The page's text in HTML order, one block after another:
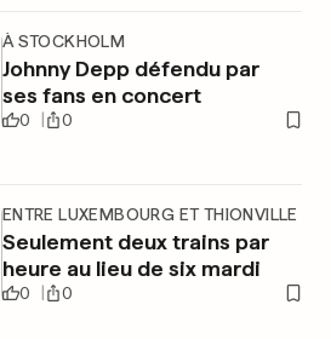
À STOCKHOLM
Johnny Depp défendu par
ses fans en concert
0 0
ENTRE LUXEMBOURG ET THIONVILLE
Seulement deux trains par
heure au lieu de six mardi
0 0